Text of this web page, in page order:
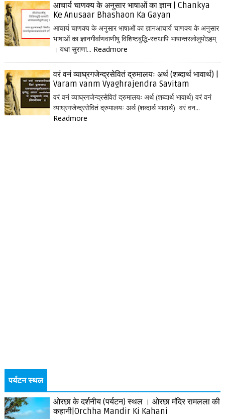
आचार्य चाणक्य के अनुसार भाषाओं का ज्ञान | Chankya
Ke Anusaar Bhashaon Ka Gayan
आचार्य चाणक्य के अनुसार भाषाओं का ज्ञानआचार्य चाणक्य के अनुसार
भाषाओं का ज्ञानगीर्वाणवाणीषु विशिष्टबुद्धि-स्तथापि भाषान्तरलोलुपोऽहम्
। यथा सुराणा... Readmore
वरं वनं व्याघ्रगजेन्द्रसेवितं द्रुमालयः अर्थ (शब्दार्थ भावार्थ) |
Varam vanm Vyaghrajendra Savitam
वरं वनं व्याघ्रगजेन्द्रसेवितं द्रुमालयः अर्थ (शब्दार्थ भावार्थ) वरं वनं
व्याघ्रगजेन्द्रसेवितं द्रुमालयः अर्थ (शब्दार्थ भावार्थ) वरं वन...
Readmore
पर्यटन स्थल
ओरछा के दर्शनीय (पर्यटन) स्थल । ओरछा मंदिर रामलला की
कहानी|Orchha Mandir Ki Kahani